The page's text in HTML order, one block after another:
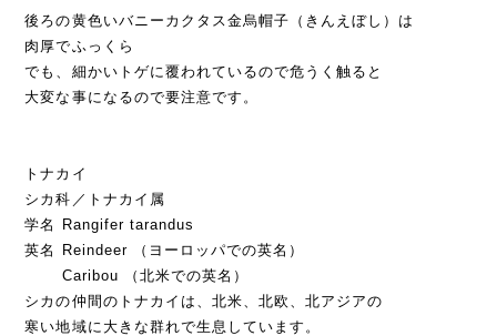
後ろの黄色いバニーカクタス金烏帽子（きんえぼし）は
肉厚でふっくら
でも、細かいトゲに覆われているので危うく触ると
大変な事になるので要注意です。
トナカイ
シカ科／トナカイ属
学名 Rangifer tarandus
英名 Reindeer （ヨーロッパでの英名）
Caribou （北米での英名）
シカの仲間のトナカイは、北米、北欧、北アジアの
寒い地域に大きな群れで生息しています。